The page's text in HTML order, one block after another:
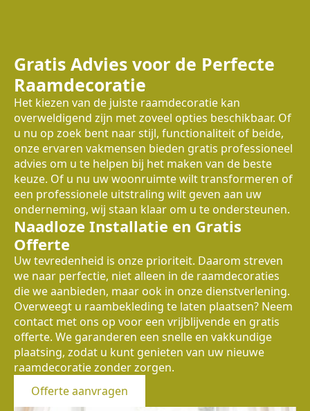
Gratis Advies voor de Perfecte
Raamdecoratie
Het kiezen van de juiste raamdecoratie kan
overweldigend zijn met zoveel opties beschikbaar. Of
u nu op zoek bent naar stijl, functionaliteit of beide,
onze ervaren vakmensen bieden gratis professioneel
advies om u te helpen bij het maken van de beste
keuze. Of u nu uw woonruimte wilt transformeren of
een professionele uitstraling wilt geven aan uw
onderneming, wij staan klaar om u te ondersteunen.
Naadloze Installatie en Gratis
Offerte
Uw tevredenheid is onze prioriteit. Daarom streven
we naar perfectie, niet alleen in de raamdecoraties
die we aanbieden, maar ook in onze dienstverlening.
Overweegt u raambekleding te laten plaatsen? Neem
contact met ons op voor een vrijblijvende en gratis
offerte. We garanderen een snelle en vakkundige
plaatsing, zodat u kunt genieten van uw nieuwe
raamdecoratie zonder zorgen.
Offerte aanvragen